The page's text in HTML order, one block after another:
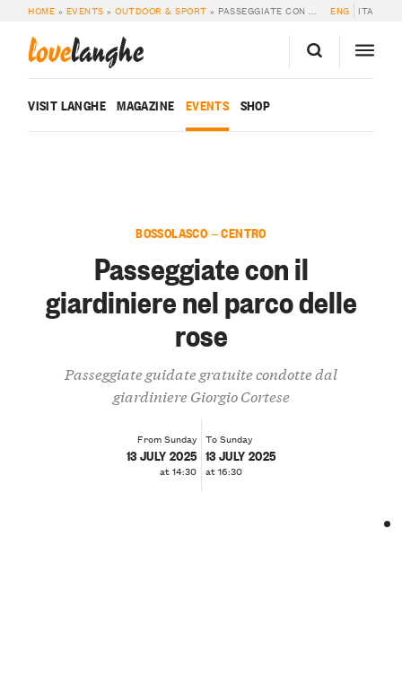
HOME » EVENTS »OUTDOOR & SPORT » PASSEGGIATE CON IL GIARDINIERE NEL PARCO DELLE ROSE ENG ITA
lovelanghe
VISIT LANGHE MAGAZINE EVENTS SHOP
BOSSOLASCO — CENTRO
Passeggiate con il
giardiniere nel parco delle
rose
Passeggiate guidate gratuite condotte dal
giardiniere Giorgio Cortese
From Sunday
13 JULY 2025
at 14:30
To Sunday
13 JULY 2025
at 16:30